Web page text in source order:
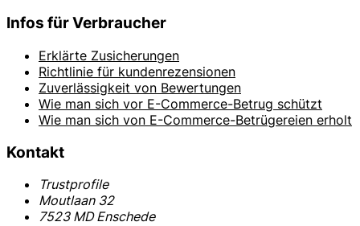
Infos für Verbraucher
Erklärte Zusicherungen
Richtlinie für kundenrezensionen
Zuverlässigkeit von Bewertungen
Wie man sich vor E-Commerce-Betrug schützt
Wie man sich von E-Commerce-Betrügereien erholt
Kontakt
Trustprofile
Moutlaan 32
7523 MD Enschede